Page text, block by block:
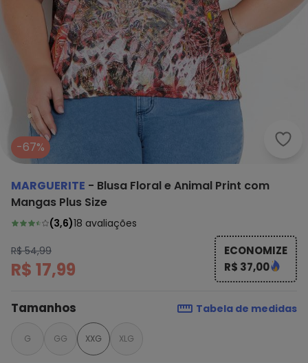
-67%
MARGUERITE - Blusa Floral e Animal Print com
Mangas Plus Size
(3,6)18 avaliações
R$ 54,99
R$ 17,99
ECONOMIZE
R$ 37,00
Tamanhos Tabela de medidas
G GG XXG XLG